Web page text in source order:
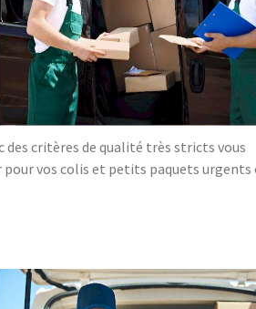
des critères de qualité très stricts vous
vos colis et petits paquets urgents